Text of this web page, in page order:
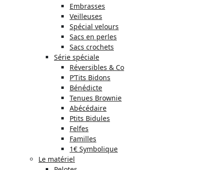
Embrasses
Veilleuses
Spécial velours
Sacs en perles
Sacs crochets
Série spéciale
Réversibles & Co
P’Tits Bidons
Bénédicte
Tenues Brownie
Abécédaire
Ptits Bidules
Felfes
Familles
1€ Symbolique
Le matériel